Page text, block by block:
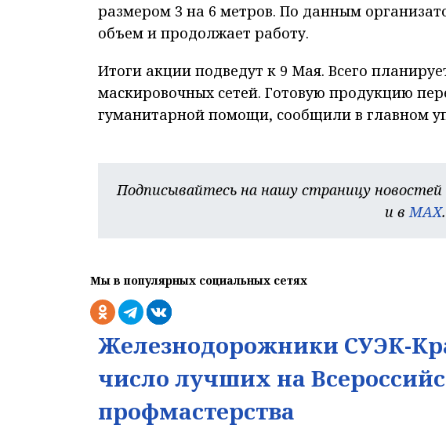
размером 3 на 6 метров. По данным
объем и продолжает работу.
Итоги акции подведут к 9 Мая. Всего
маскировочных сетей. Готовую продукцию
гуманитарной помощи, сообщили в главном
Подписывайтесь на нашу страницу
и в MAX.
Мы в популярных социальных сетях
Железнодорожники СУЭК-
число лучших на
профмастерства